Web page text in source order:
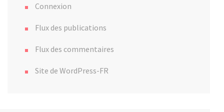
Connexion
Flux des publications
Flux des commentaires
Site de WordPress-FR